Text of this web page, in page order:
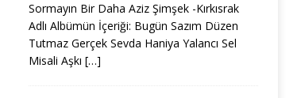
Sormayın Bir Daha Aziz Şimşek -Kırkısrak
Adlı Albümün İçeriği: Bugün Sazım Düzen
Tutmaz Gerçek Sevda Haniya Yalancı Sel
Misali Aşkı […]